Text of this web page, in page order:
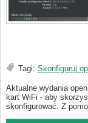
Tagi: Skonfiguruj
Aktualne wydania
kart WiFi - aby
skonfigurować. Z